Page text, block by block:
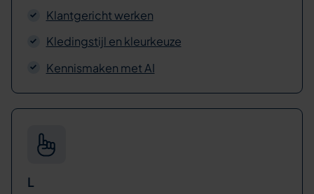
Klantgericht werken
Kledingstijl en kleurkeuze
Kennismaken met AI
L